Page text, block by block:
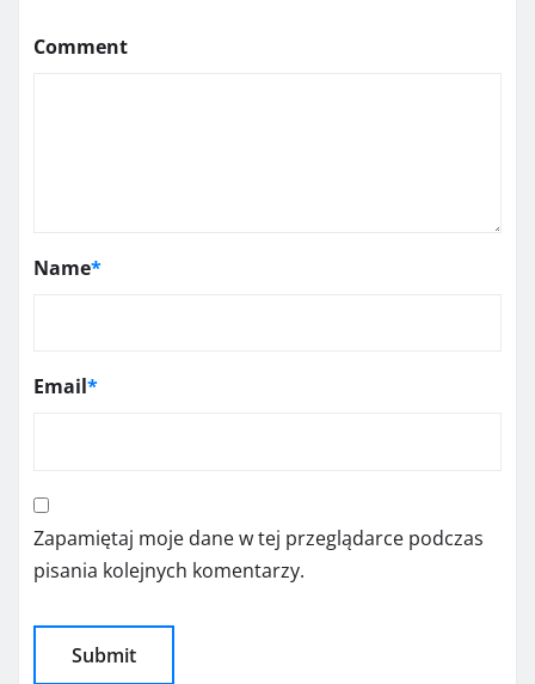
Comment
Name*
Email*
Zapamiętaj moje dane w tej przeglądarce podczas
pisania kolejnych komentarzy.